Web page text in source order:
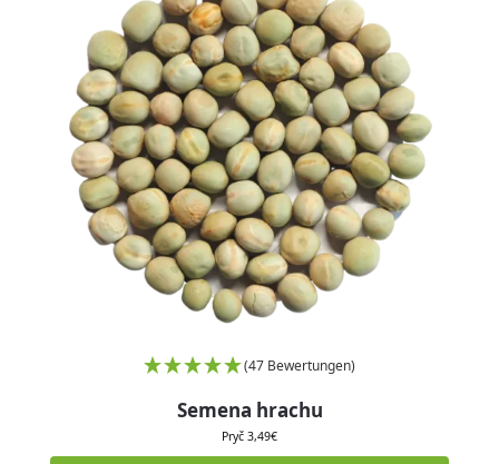
(47 Bewertungen)
Semena hrachu
Pryč 3,49€